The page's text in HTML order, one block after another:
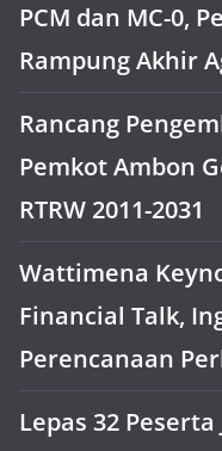
PCM dan MC-0,
Rampung Akhir
Rancang
Pemkot Ambon
RTRW 2011-2031
Wattimena
Financial Talk,
Perencanaan
Lepas 32